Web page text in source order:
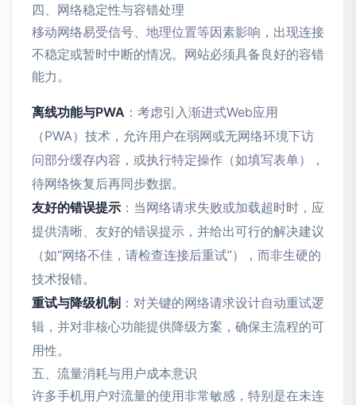
四、网络稳定性与容错处理
移动网络易受信号、地理位置等因素影响，出现连接
不稳定或暂时中断的情况。网站必须具备良好的容错
能力。
离线功能与PWA ：考虑引入渐进式Web应用
（PWA）技术，允许用户在弱网或无网络环境下访
问部分缓存内容，或执行特定操作（如填写表单），
待网络恢复后再同步数据。
友好的错误提示 ：当网络请求失败或加载超时时，应
提供清晰、友好的错误提示，并给出可行的解决建议
（如“网络不佳，请检查连接后重试”），而非生硬的
技术报错。
重试与降级机制 ：对关键的网络请求设计自动重试逻
辑，并对非核心功能提供降级方案，确保主流程的可
用性。
五、流量消耗与用户成本意识
许多手机用户对流量的使用非常敏感，特别是在未连